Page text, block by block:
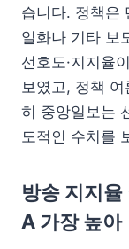
습니다. 정책은
일화나 기타 보
선호도·지지율
보였고, 정책
히 중앙일보는
도적인 수치를
방송 지지
A 가장 높아